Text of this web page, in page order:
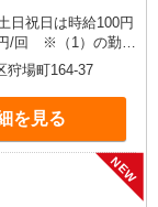
円/回 ※（1）の勤務
等による
狩場町164-37
を見る
NEW